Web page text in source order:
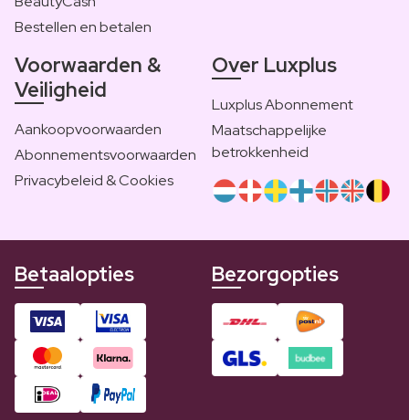
Bestellen en betalen
Voorwaarden &
Veiligheid
Aankoopvoorwaarden
Abonnementsvoorwaarden
Privacybeleid & Cookies
Over Luxplus
Luxplus Abonnement
Maatschappelijke
betrokkenheid
Betaalopties Bezorgopties